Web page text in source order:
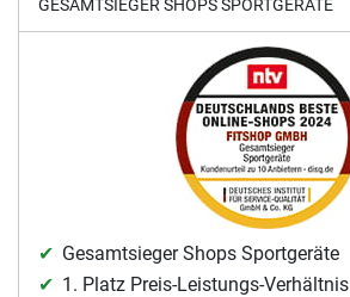
GESAMTSIEGER SHOPS SPORTGERÄTE
Gesamtsieger Shops Sportgeräte
1. Platz Preis-Leistungs-Verhältnis